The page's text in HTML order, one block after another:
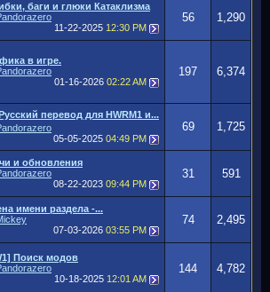
баги и глюки Катаклизма
11-22-2025 12:30 PM
56 1,290
в игре.
01-16-2026 02:22 AM
197 6,374
Русский перевод для HWRM1 и...
05-05-2025 04:49 PM
69 1,725
и обновления
08-22-2023 09:44 PM
31 591
имени раздела -...
07-03-2026 03:55 PM
74 2,495
Поиск модов
10-18-2025 12:01 AM
144 4,782